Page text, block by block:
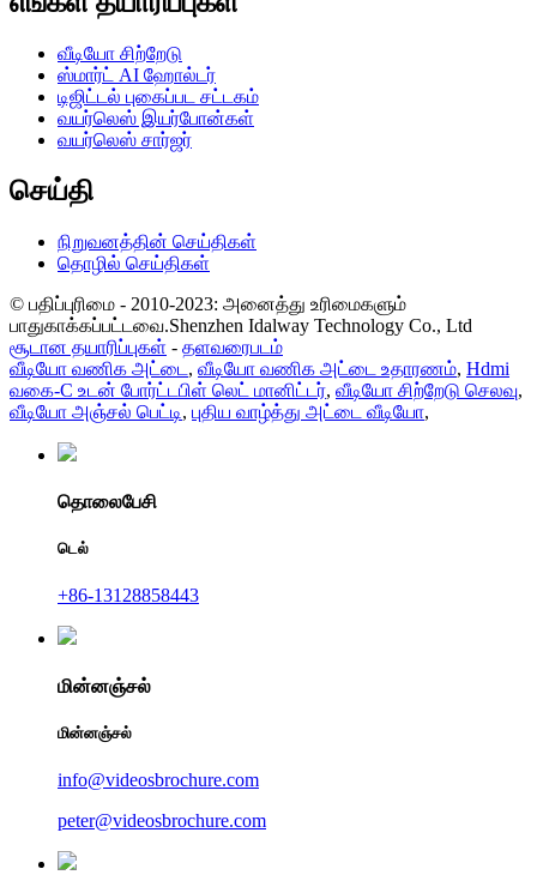
வீடியோ சிற்றேடு
ஸ்மார்ட் AI ஹோல்டர்
டிஜிட்டல் புகைப்பட சட்டகம்
வயர்லெஸ் இயர்போன்கள்
வயர்லெஸ் சார்ஜர்
செய்தி
நிறுவனத்தின் செய்திகள்
தொழில் செய்திகள்
© பதிப்புரிமை - 2010-2023: அனைத்து உரிமைகளும்
பாதுகாக்கப்பட்டவை.Shenzhen Idalway Technology Co., Ltd
சூடான தயாரிப்புகள் - தளவரைபடம்
வீடியோ வணிக அட்டை , வீடியோ வணிக அட்டை உதாரணம், Hdmi
வகை-C உடன் போர்ட்டபிள் லெட் மானிட்டர், வீடியோ சிற்றேடு செலவு,
வீடியோ அஞ்சல் பெட்டி, புதிய வாழ்த்து அட்டை வீடியோ,
தொலைபேசி
டெல்
+86-13128858443
மின்னஞ்சல்
மின்னஞ்சல்
info@videosbrochure.com
peter@videosbrochure.com